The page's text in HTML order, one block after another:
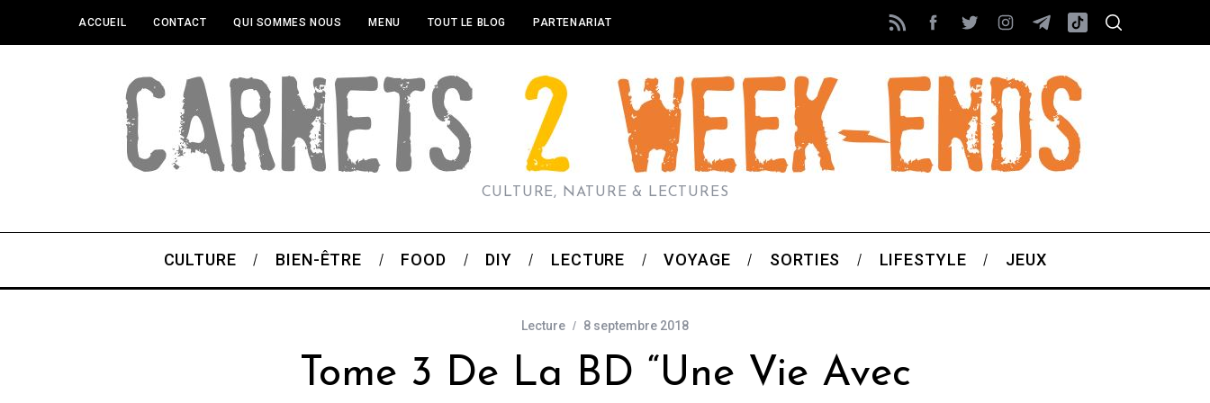
ACCUEIL CONTACT QUI SOMMES NOUS MENU TOUT LE BLOG PARTENARIAT
CULTURE, NATURE & LECTURES
CULTURE BIEN-ÊTRE FOOD DIY LECTURE VOYAGE SORTIES LIFESTYLE JEUX
Lecture 8 septembre 2018
Tome 3 De La BD “Une Vie Avec